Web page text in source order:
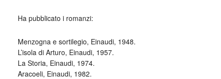
Ha pubblicato i romanzi:
Menzogna e sortilegio, Einaudi, 1948.
L’isola di Arturo, Einaudi, 1957.
La Storia, Einaudi, 1974.
Aracoeli, Einaudi, 1982.